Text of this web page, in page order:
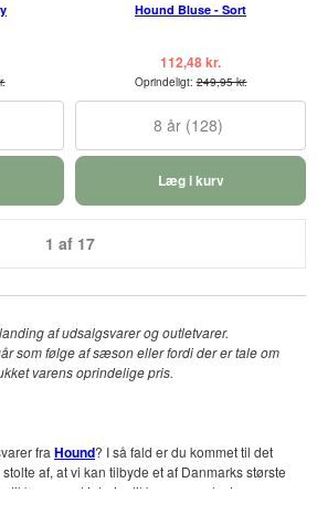
Hound Bluse - Sort
112,48 kr.
Oprindeligt:249,95 kr.
8 år (128)
Læg i kurv
1 af 17
af udsalgsvarer og outletvarer.
som følge af sæson eller fordi der er tale om
varens oprindelige pris.
fra Hound? I så fald er du kommet til det
af, at vi kan tilbyde et af Danmarks største
til børn samt interiør til børneværelset